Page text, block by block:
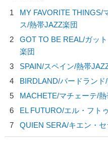
1
MY FAVORITE THINGS/
ス/熱帯JAZZ楽団
2
GOT TO BE REAL/ガッ
楽団
3
SPAIN/スペイン/熱帯
4
BIRDLAND/バードランド/
5
MACHETE/マチェーテ/熱
6
EL FUTURO/エル・フト
7
QUIEN SERA/キエン・セ